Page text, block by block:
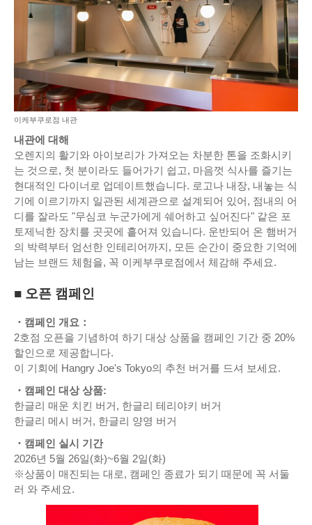
이케부쿠로점 내관
내관에 대해
오렌지의 활기와 아이보리가 가져오는 차분한 톤을 조화시키
는 것으로, 첫 분이라도 들어가기 쉽고, 마음껏 식사를 즐기는
현대적인 다이너로 업데이트했습니다. 로고나 내장, 내놓는 식
기에 이르기까지 일관된 세계관으로 설계되어 있어, 점내의 어
디를 잘라도 "무심코 누군가에게 쉐어하고 싶어진다" 같은 포
토제닉한 장치를 곳곳에 흩어져 있습니다. 운반되어 온 햄버거
의 박력부터 엄선한 인테리어까지, 모든 순간이 중요한 기억에
남는 브랜드 체험을, 꼭 이케부쿠로점에서 체감해 주세요.
■ 오픈 캠페인
・캠페인 개요：
2호점 오픈을 기념하여 하기 대상 상품을 캠페인 기간 중 20%
할인으로 제공합니다.
이 기회에 Hangry Joe's Tokyo의 추천 버거를 드셔 보세요.
・캠페인 대상 상품:
한글리 매운 치킨 버거, 한글리 테리야키 버거
한글리 메시 버거, 한글리 양영 버거
・캠페인 실시 기간
2026년 5월 26일(화)~6월 2일(화)
※상품이 매진되는 대로, 캠페인 종료가 되기 때문에 꼭 서둘
러 와 주세요.